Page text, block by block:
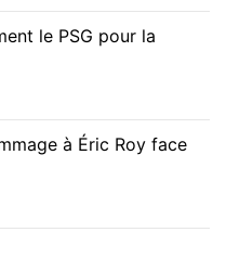
le PSG pour la
à Éric Roy face